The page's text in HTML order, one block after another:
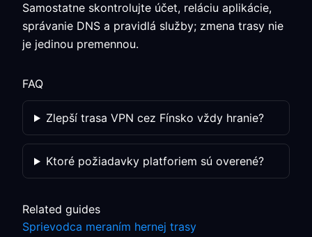
Samostatne skontrolujte účet, reláciu aplikácie,
správanie DNS a pravidlá služby; zmena trasy nie
je jedinou premennou.
FAQ
Zlepší trasa VPN cez Fínsko vždy hranie?
Ktoré požiadavky platforiem sú overené?
Related guides
Sprievodca meraním hernej trasy